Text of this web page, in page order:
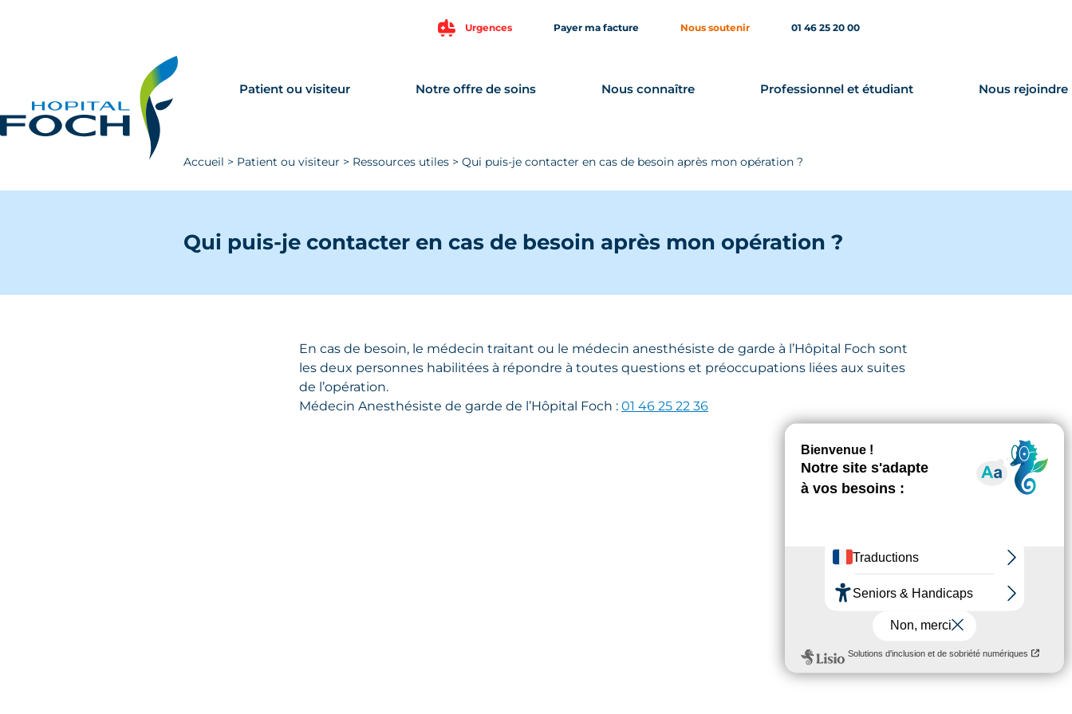
Urgences Payer ma facture Nous soutenir 01 46 25 20 00
Patient ou visiteur Notre offre de soins Nous connaître Professionnel et étudiant Nous rejoindre
Accueil > Patient ou visiteur > Ressources utiles > Qui puis-je contacter en cas de besoin après mon opération ?
Qui puis-je contacter en cas de besoin après mon opération ?
En cas de besoin, le médecin traitant ou le médecin anesthésiste de garde à l’Hôpital Foch sont
les deux personnes habilitées à répondre à toutes questions et préoccupations liées aux suites
de l’opération.
Médecin Anesthésiste de garde de l’Hôpital Foch : 01 46 25 22 36